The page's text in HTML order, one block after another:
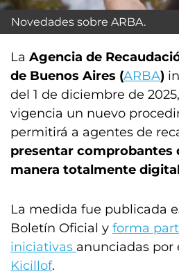
Novedades sobre ARBA.
La Agencia de
de Buenos Aires (ARBA)
del 1 de diciembre de
vigencia un nuevo
permitirá a agentes de
presentar comprobantes
manera totalmente digital
La medida fue publicada
Boletín Oficial y forma
iniciativas anunciadas por
Kicillof.